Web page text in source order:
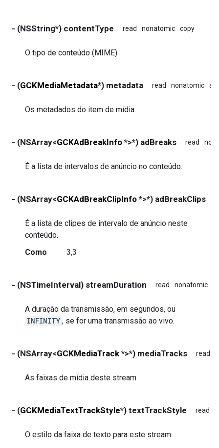
- (NSString*) contentType read nonatomic copy
O tipo de conteúdo (MIME).
- (GCKMediaMetadata*) metadata read nonatomic
Os metadados do item de mídia.
- (NSArray<GCKAdBreakInfo *>*) adBreaks read
É a lista de intervalos de anúncio no conteúdo.
- (NSArray<GCKAdBreakClipInfo *>*) adBreakClips
É a lista de clipes de intervalo de anúncio neste
conteúdo.
Como
3,3
- (NSTimeInterval) streamDuration read nonatomic
A duração da transmissão, em segundos, ou
INFINITY , se for uma transmissão ao vivo.
- (NSArray<GCKMediaTrack *>*) mediaTracks read
As faixas de mídia deste stream.
- (GCKMediaTextTrackStyle*) textTrackStyle read
O estilo da faixa de texto para este stream.